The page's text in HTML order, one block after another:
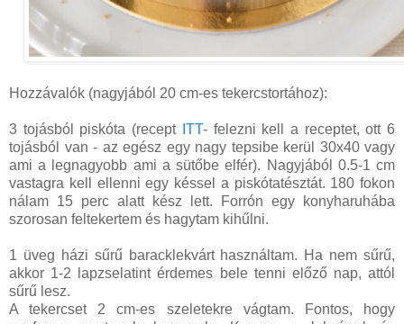
Hozzávalók (nagyjából 20 cm-es tekercstortához):
3 tojásból piskóta (recept ITT- felezni kell a receptet, ott 6
tojásból van - az egész egy nagy tepsibe kerül 30x40 vagy
ami a legnagyobb ami a sütőbe elfér). Nagyjából 0.5-1 cm
vastagra kell ellenni egy késsel a piskótatésztát. 180 fokon
nálam 15 perc alatt kész lett. Forrón egy konyharuhába
szorosan feltekertem és hagytam kihűlni.
1 üveg házi sűrű baracklekvárt használtam. Ha nem sűrű,
akkor 1-2 lapzselatint érdemes bele tenni előző nap, attól
sűrű lesz.
A tekercset 2 cm-es szeletekre vágtam. Fontos, hogy